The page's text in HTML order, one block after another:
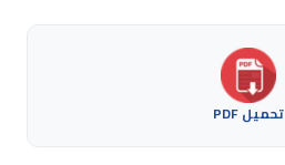
تحميل PDF